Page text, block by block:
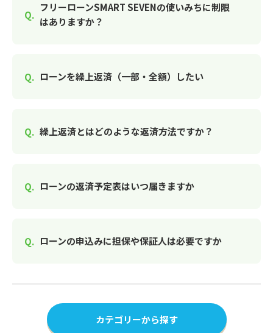
フリーローンSMART SEVENの使いみちに制限
はありますか？
ローンを繰上返済（一部・全額）したい
繰上返済とはどのような返済方法ですか？
ローンの返済予定表はいつ届きますか
ローンの申込みに担保や保証人は必要ですか
カテゴリーから探す